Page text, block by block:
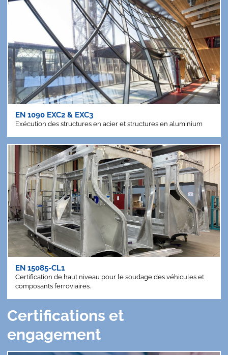
EN 1090 EXC2 & EXC3
Exécution des structures en acier et structures en aluminium
EN 15085-CL1
Certification de haut niveau pour le soudage des véhicules et
composants ferroviaires.
Certifications et
engagement